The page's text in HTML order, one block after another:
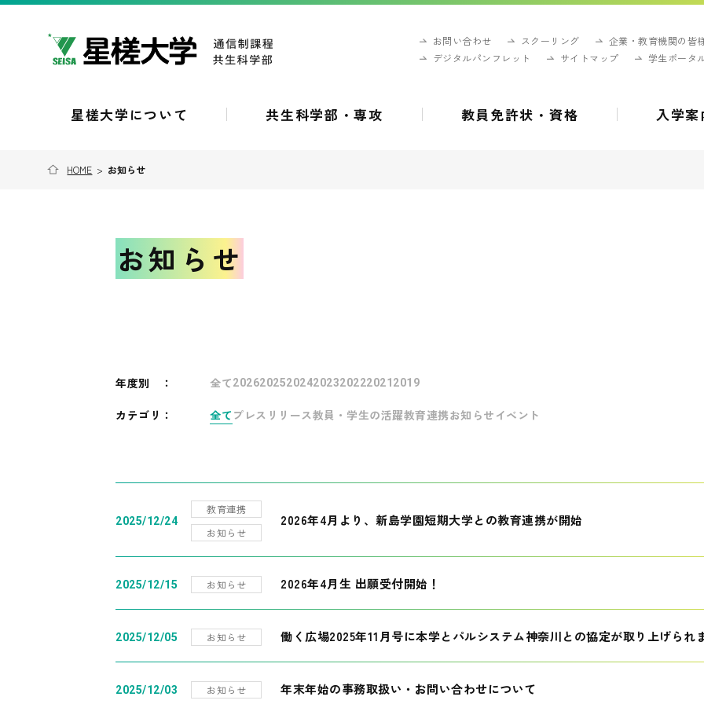
お問い合わせ スクーリング
企業・教育機関の皆
デジタルパンフレット
サイトマップ 学生ポータ
星槎大学について 共生科学部・専攻 教員免許状・資格 入学案
HOME > お知らせ
お知らせ
年度別 ： 全て202620252024202320222021 2019
カテゴリ： 全て プレスリリース教員・学生の活躍教育連携お知らせ イベント
2025/12/24
教育連携
お知らせ
2026年4月より、新島学園短期大学との教育連携が開始
2025/12/15 お知らせ 2026年4月生 出願受付開始！
2025/12/05 お知らせ 働く広場2025年11月号に本学とパルシステム神奈川との協定が取り上げられ
2025/12/03 お知らせ 年末年始の事務取扱い・お問い合わせについて